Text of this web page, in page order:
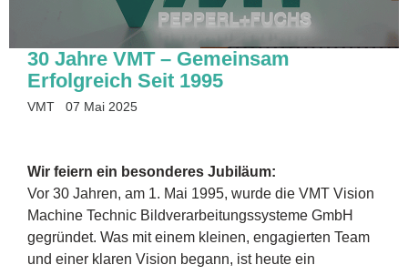
30 Jahre VMT – Gemeinsam
Erfolgreich Seit 1995
VMT 07 Mai 2025
Wir feiern ein besonderes Jubiläum:
Vor 30 Jahren, am 1. Mai 1995, wurde die VMT Vision
Machine Technic Bildverarbeitungssysteme GmbH
gegründet. Was mit einem kleinen, engagierten Team
und einer klaren Vision begann, ist heute ein